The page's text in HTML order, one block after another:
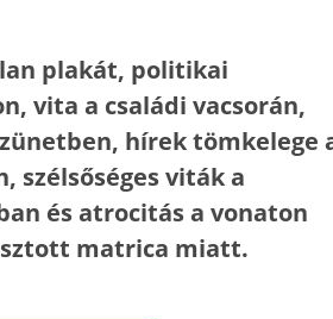
plakát, politikai
vita a családi vacsorán,
hírek tömkelege
szélsőséges viták a
és atrocitás a vonaton
matrica miatt.